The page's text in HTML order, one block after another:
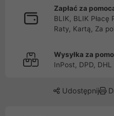
Zapłać za
BLIK, BLIK Płacę
Raty, Kartą, Za
Wysyłka za
InPost, DPD, DHL
Udostępnij